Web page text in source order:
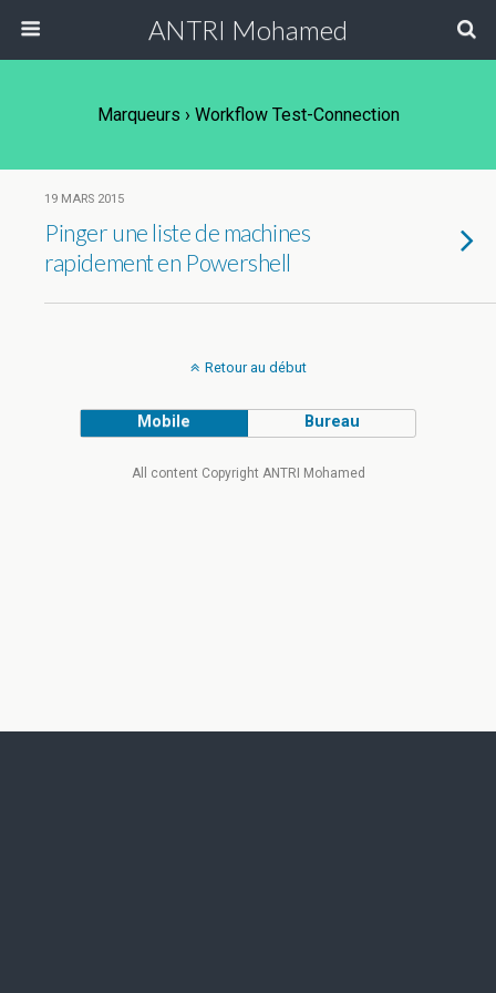
ANTRI Mohamed
Marqueurs › Workflow Test-Connection
19 MARS 2015
Pinger une liste de machines
rapidement en Powershell
Retour au début
Mobile Bureau
All content Copyright ANTRI Mohamed